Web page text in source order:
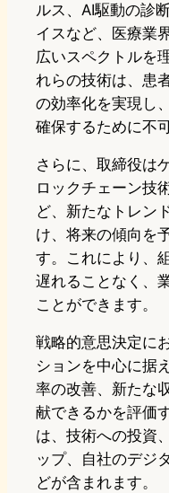
ルス、AI駆動の診
イスなど、医療業
広いスペクトルを
れらの技術は、患
の効率化を実現し
確保するために不
さらに、取締役は
ロックチェーン技
ど、新たなトレン
け、将来の傾向を
す。これにより、
遅れることなく、
ことができます。
戦略的意思決定に
ションを中心に据
率の改善、新たな
献できるかを評価
は、技術への投資
ップ、自社のデジ
どが含まれます。